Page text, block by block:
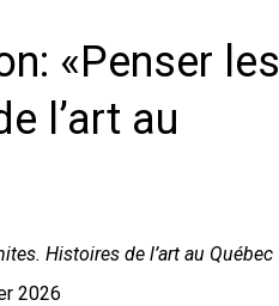
«Penser les
l’art au
Histoires de l’art au Québec
2026